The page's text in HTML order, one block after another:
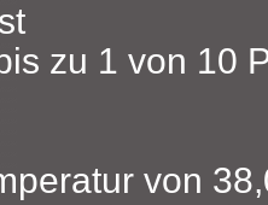
zu 1 von 10
von